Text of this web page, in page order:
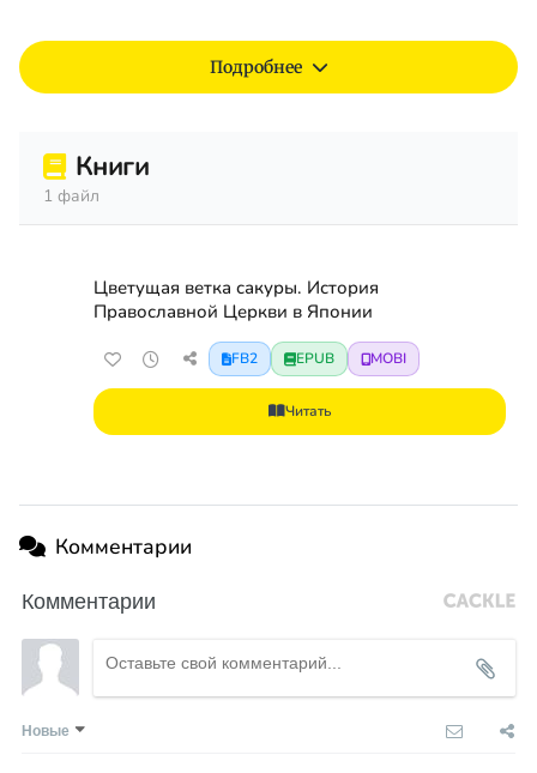
Подробнее
Книги
1 файл
Цветущая ветка сакуры. История
Православной Церкви в Японии
FB2 EPUB MOBI
Читать
Комментарии
Комментарии
Новые